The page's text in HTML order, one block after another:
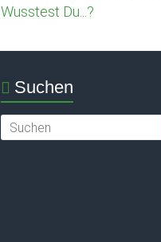
Wusstest Du...?
Suchen